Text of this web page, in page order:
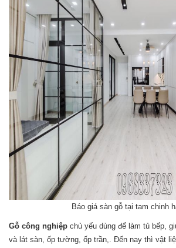
Báo giá sàn gỗ tại tam chinh
Gỗ công nghiệp chủ yếu dùng để làm tủ bếp,
và lát sàn, ốp tường, ốp trần,. Đến nay thì vật